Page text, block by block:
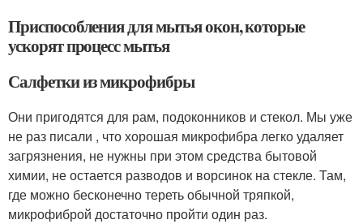
Приспособления для мытья окон, которые
ускорят процесс мытья
Салфетки из микрофибры
Они пригодятся для рам, подоконников и стекол. Мы уже
не раз писали , что хорошая микрофибра легко удаляет
загрязнения, не нужны при этом средства бытовой
химии, не остается разводов и ворсинок на стекле. Там,
где можно бесконечно тереть обычной тряпкой,
микрофиброй достаточно пройти один раз.